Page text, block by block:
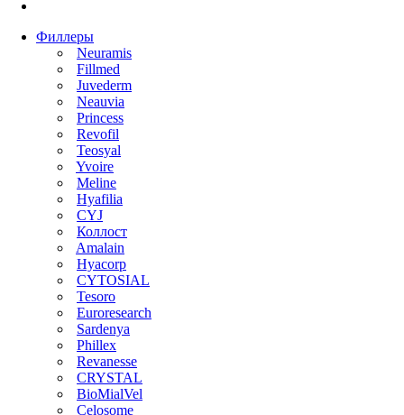
Филлеры
Neuramis
Fillmed
Juvederm
Neauvia
Princess
Revofil
Teosyal
Yvoire
Meline
Hyafilia
CYJ
Коллост
Amalain
Hyacorp
CYTOSIAL
Tesoro
Euroresearch
Sardenya
Phillex
Revanesse
CRYSTAL
BioMialVel
Celosome